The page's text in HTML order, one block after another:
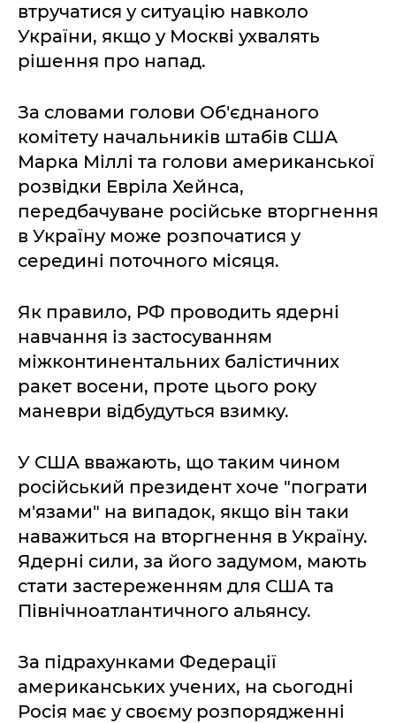
втручатися у ситуацію навколо
України, якщо у Москві ухвалять
рішення про напад.
За словами голови Об'єднаного
комітету начальників штабів США
Марка Міллі та голови американської
розвідки Евріла Хейнса,
передбачуване російське вторгнення
в Україну може розпочатися у
середині поточного місяця.
Як правило, РФ проводить ядерні
навчання із застосуванням
міжконтинентальних балістичних
ракет восени, проте цього року
маневри відбудуться взимку.
У США вважають, що таким чином
російський президент хоче "пограти
м'язами" на випадок, якщо він таки
наважиться на вторгнення в Україну.
Ядерні сили, за його задумом, мають
стати застереженням для США та
Північноатлантичного альянсу.
За підрахунками Федерації
американських учених, на сьогодні
Росія має у своєму розпорядженні